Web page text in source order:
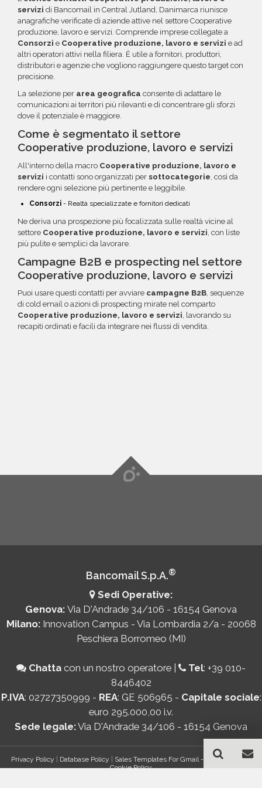
maggiori informazioni su come sfruttare
questa opzione.
servizi di Bancomail in Central Jutland, Danimarca riunisce
anagrafiche verificate di aziende attive nel settore Cooperative
produzione, lavoro e servizi. Comprende imprese collegate a
Consorzi e Cooperative produzione, lavoro e servizi e ad
altri operatori attivi nella filiera. È utile a fornitori, produttori,
distributori e agenzie che vogliono raggiungere questo target con
precisione.
La selezione per area geografica consente di adattare le
comunicazioni ai territori più rilevanti e di concentrare gli sforzi
dove il potenziale è maggiore.
Come è segmentato il settore
Cooperative produzione, lavoro e servizi
All'interno della macro Cooperative produzione, lavoro e
servizi i contatti sono organizzati per sottocategorie , così da
rendere ogni selezione più pertinente e leggibile.
Consorzi - Realtà specializzate e fornitori dedicati
Ne deriva una prospezione più focalizzata sulle realtà vicine al
settore Cooperative produzione, lavoro e servizi , con liste
più pulite e semplici da lavorare.
Campagne B2B e prospecting nel settore
Cooperative produzione, lavoro e servizi
Puoi usare questi contatti per avviare campagne B2B, sequenze
di cold email o azioni di prospecting mirate nel comparto
Cooperative produzione, lavoro e servizi, lavorando su
recapiti ordinati e facili da integrare nei flussi di vendita.
Bancomail S.p.A.®
Sedi Operative:
Genova: Via D'Andrade 34/106 - 16154 Genova
Milano: Innovation Campus - Via Lombardia 2/a - 20068
Peschiera Borromeo (MI)
Chatta con un nostro operatore | Tel: +39 010-
8446402
P.IVA: 02727350999 - REA: GE 506965 - Capitale sociale:
euro 295.000,00 i.v.
Sede legale:Via D'Andrade 34/106 - 16154 Genova
Privacy Policy | Database Policy | Sales Templates For Gmail - AddOn Policy|
Cookie Policy